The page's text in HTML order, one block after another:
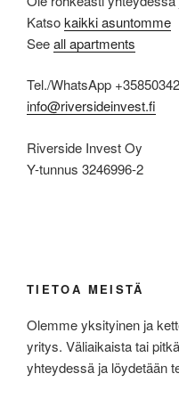
Katsokaikki asuntomme
Seeall apartments
Tel./WhatsApp
info@riversideinvest.fi
Riverside Invest Oy
Y-tunnus 3246996-2
TIETOA MEISTÄ
Olemme yksityinen ja
yritys. Väliaikaista tai
yhteydessä ja löydetään